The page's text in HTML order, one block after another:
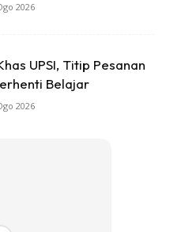
kat senheng dah. Siap
masak2 dekat hotel yg
2026
UPSI, Titip Pesanan
Belajar
2026